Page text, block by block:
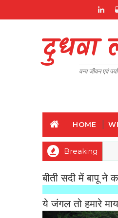
दुधवा
वन्य जीवन एवं
HOME
Breaking
बीती सदी में बापू ने
ये जंगल तो हमारे